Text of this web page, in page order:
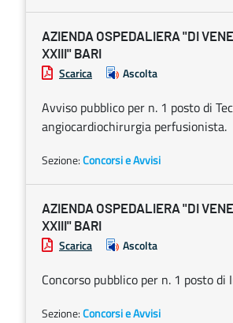
AZIENDA OSPEDALIERA "DI
XXIII" BARI
Scarica Ascolta
Avviso pubblico per n. 1 posto di
angiocardiochirurgia perfusionista.
Sezione:Concorsi e Avvisi
AZIENDA OSPEDALIERA "DI
XXIII" BARI
Scarica Ascolta
Concorso pubblico per n. 1 posto di
Sezione:Concorsi e Avvisi